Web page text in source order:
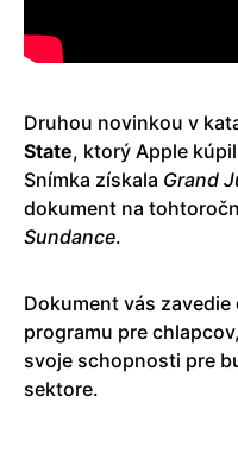
Druhou novinkou v
State, ktorý Apple
Snímka získala Grand
dokument na
Sundance.
Dokument vás
programu pre
svoje schopnosti pre
sektore.